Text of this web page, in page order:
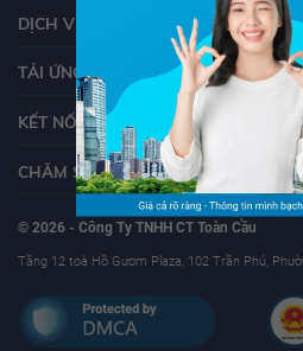
DỊCH VỤ KHÁCH HÀNG
TẢI ỨNG DỤNG YOUHOMES
KẾT NỐI VỚI YOUHOMES
CHĂM SÓC KHÁCH HÀNG
© 2026 - Công Ty TNHH CT Toàn Cầu
Tầng 12 toà Hồ Gươm Plaza, 102 Trần Phú,